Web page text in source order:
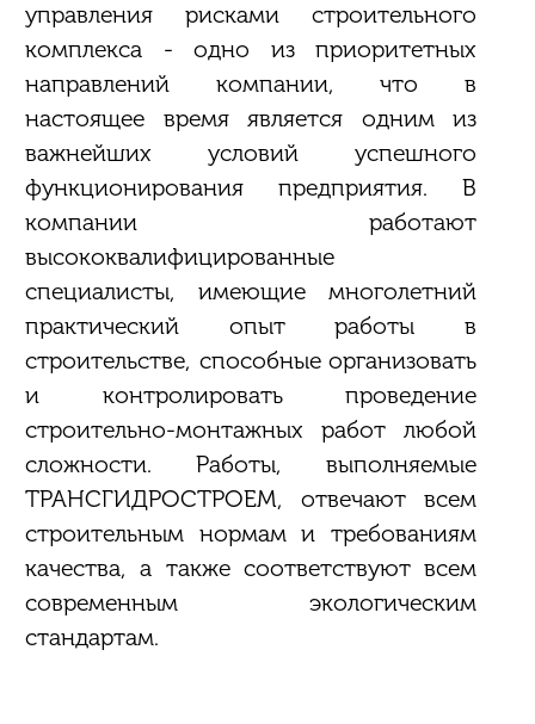
управления рисками строительного
комплекса - одно из приоритетных
направлений компании, что в
настоящее время является одним из
важнейших условий успешного
функционирования предприятия. В
компании работают
высококвалифицированные
специалисты, имеющие многолетний
практический опыт работы в
строительстве, способные организовать
и контролировать проведение
строительно-монтажных работ любой
сложности. Работы, выполняемые
ТРАНСГИДРОСТРОЕМ, отвечают всем
строительным нормам и требованиям
качества, а также соответствуют всем
современным экологическим
стандартам.